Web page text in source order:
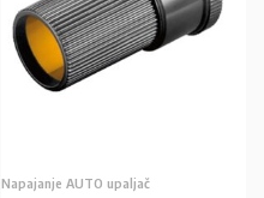
Napajanje AUTO upaljač